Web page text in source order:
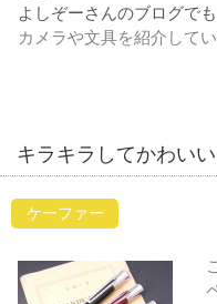
よしぞーさんのブログで
カメラや文具を紹介して
キラキラしてかわい
ケーファー